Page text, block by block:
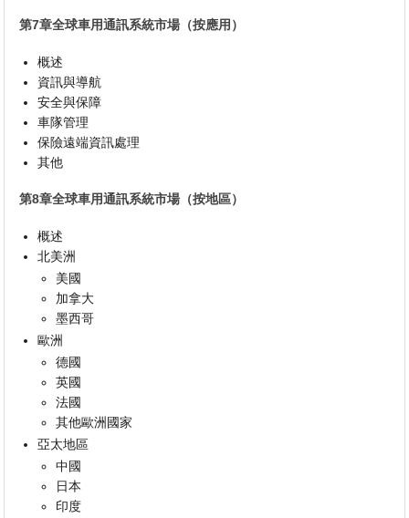
第7章全球車用通訊系統市場（按應用）
概述
資訊與導航
安全與保障
車隊管理
保險遠端資訊處理
其他
第8章全球車用通訊系統市場（按地區）
概述
北美洲
美國
加拿大
墨西哥
歐洲
德國
英國
法國
其他歐洲國家
亞太地區
中國
日本
印度